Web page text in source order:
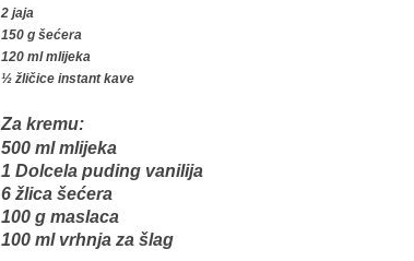
2 jaja
150 g šećera
120 ml mlijeka
½ žličice instant kave
Za kremu:
500 ml mlijeka
1 Dolcela puding vanilija
6 žlica šećera
100 g maslaca
100 ml vrhnja za šlag